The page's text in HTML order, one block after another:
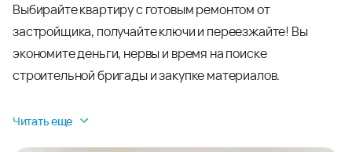
Выбирайте квартиру с готовым ремонтом от
застройщика, получайте ключи и переезжайте! Вы
экономите деньги, нервы и время на поиске
строительной бригады и закупке материалов.
Читать еще